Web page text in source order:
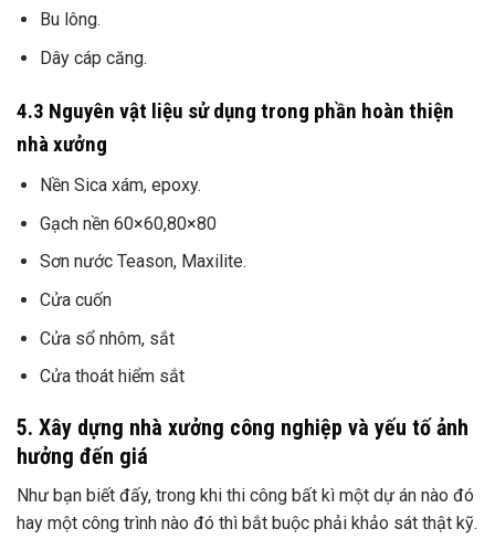
Bu lông.
Dây cáp căng.
4.3 Nguyên vật liệu sử dụng trong phần hoàn thiện
nhà xưởng
Nền Sica xám, epoxy.
Gạch nền 60×60,80×80
Sơn nước Teason, Maxilite.
Cửa cuốn
Cửa sổ nhôm, sắt
Cửa thoát hiểm sắt
5. Xây dựng nhà xưởng công nghiệp và yếu tố ảnh
hưởng đến giá
Như bạn biết đấy, trong khi thi công bất kì một dự án nào đó
hay một công trình nào đó thì bắt buộc phải khảo sát thật kỹ.